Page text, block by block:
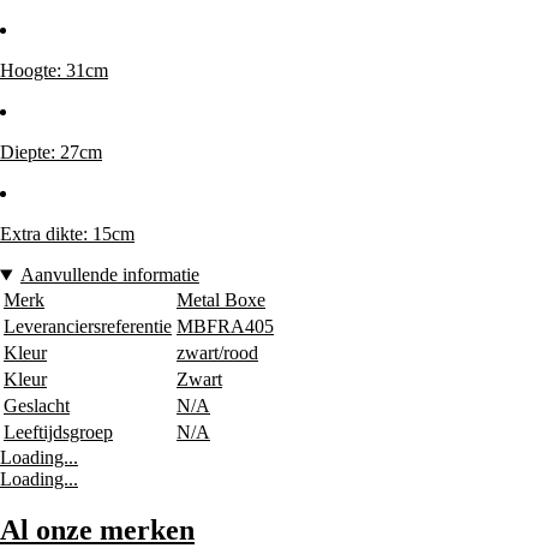
Hoogte: 31cm
Diepte: 27cm
Extra dikte: 15cm
Aanvullende informatie
Merk
Metal Boxe
Leveranciersreferentie MBFRA405
Kleur
zwart/rood
Kleur
Zwart
Geslacht
N/A
Leeftijdsgroep
N/A
Loading...
Loading...
Al onze merken